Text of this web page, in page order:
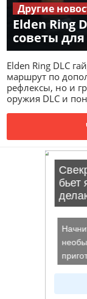
Elden Ring
советы
Другие
Elden Ring DLC
маршрут по
рефлексы, но и
оружия DLC и